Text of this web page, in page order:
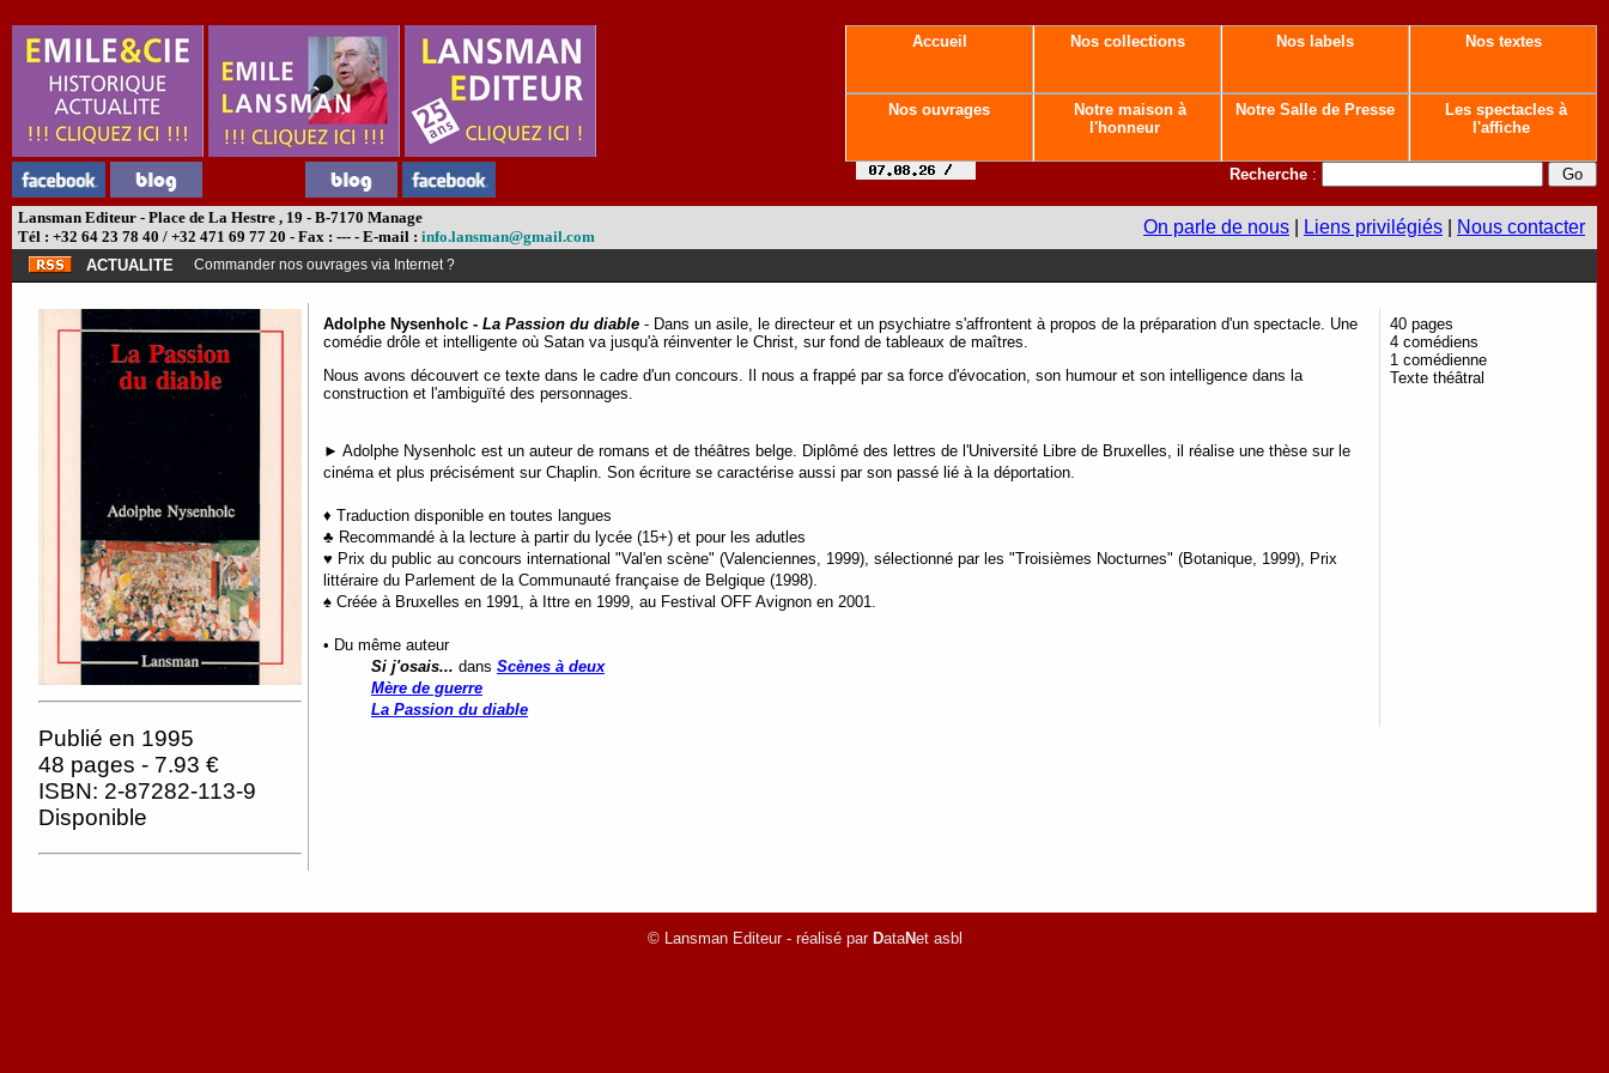
Accueil Nos collections Nos labels Nos textes
Nos ouvrages
Notre maison à
l'honneur
Notre Salle de Presse
Les spectacles à
l'affiche
Recherche :
Lansman Editeur - Place de La Hestre , 19 - B-7170 Manage
Tél : +32 64 23 78 40 / +32 471 69 77 20 - Fax : --- - E-mail : info.lansman@gmail.com On parle de nous Liens privilégiés Nous contacter
ACTUALITE Commander nos ouvrages via Internet ?
Publié en 1995
48 pages - 7.93 €
ISBN: 2-87282-113-9
Disponible
Adolphe Nysenholc - La Passion du diable - Dans un asile, le directeur et un psychiatre s'affrontent à propos de la préparation d'un spectacle. Une
comédie drôle et intelligente où Satan va jusqu'à réinventer le Christ, sur fond de tableaux de maîtres.
Nous avons découvert ce texte dans le cadre d'un concours. Il nous a frappé par sa force d'évocation, son humour et son intelligence dans la
construction et l'ambiguïté des personnages.
► Adolphe Nysenholc est un auteur de romans et de théâtres belge. Diplômé des lettres de l'Université Libre de Bruxelles, il réalise une thèse sur le
cinéma et plus précisément sur Chaplin. Son écriture se caractérise aussi par son passé lié à la déportation.
♦ Traduction disponible en toutes langues
♣ Recommandé à la lecture à partir du lycée (15+) et pour les adutles
♥ Prix du public au concours international "Val'en scène" (Valenciennes, 1999), sélectionné par les "Troisièmes Nocturnes" (Botanique, 1999), Prix
littéraire du Parlement de la Communauté française de Belgique (1998).
♠ Créée à Bruxelles en 1991, à Ittre en 1999, au Festival OFF Avignon en 2001.
• Du même auteur
Si j'osais... dans Scènes à deux
Mère de guerre
La Passion du diable
40 pages
4 comédiens
1 comédienne
Texte théâtral
© Lansman Editeur - réalisé par DataNet asbl